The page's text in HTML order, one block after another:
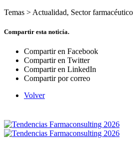
Temas > Actualidad, Sector farmacéutico
Compartir esta noticía.
Compartir en Facebook
Compartir en Twitter
Compartir en LinkedIn
Compartir por correo
Volver